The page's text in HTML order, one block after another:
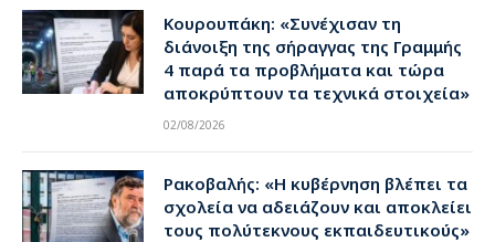
Κουρουπάκη: «Συνέχισαν τη
διάνοιξη της σήραγγας της Γραμμής
4 παρά τα προβλήματα και τώρα
αποκρύπτουν τα τεχνικά στοιχεία»
02/08/2026
Ρακοβαλής: «Η κυβέρνηση βλέπει τα
σχολεία να αδειάζουν και αποκλείει
τους πολύτεκνους εκπαιδευτικούς»